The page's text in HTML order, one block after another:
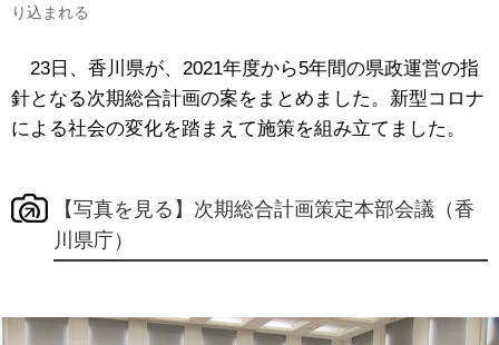
り込まれる
23日、香川県が、2021年度から5年間の県政運営の指
針となる次期総合計画の案をまとめました。新型コロナ
による社会の変化を踏まえて施策を組み立てました。
【写真を見る】次期総合計画策定本部会議（香
川県庁）